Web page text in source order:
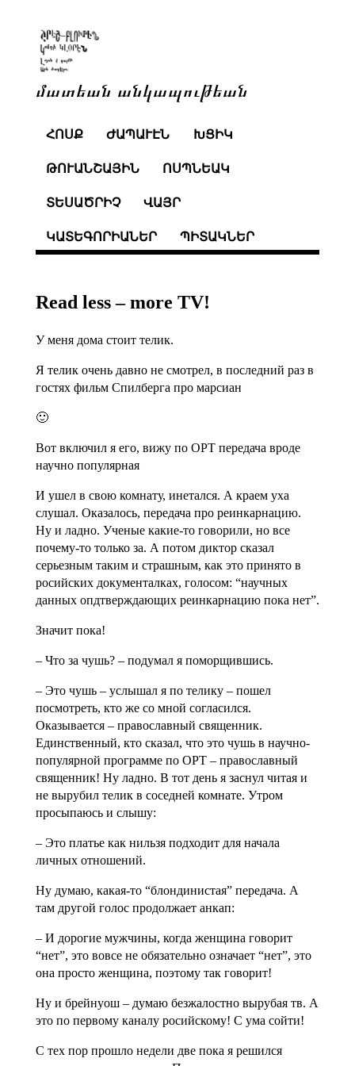
մատեան անկապութեան
ՀՈՍՔ ԺԱՊԱՒԷՆ ԽՑԻԿ
ԹՈՒԱՆՇԱՅԻՆ ՈՍՊՆԵԱԿ
ՏԵՍԱԾՐԻՉ ՎԱՅՐ
ԿԱՏԵԳՈՐԻԱՆԵՐ ՊԻՏԱԿՆԵՐ
Read less – more TV!
У меня дома стоит телик.
Я телик очень давно не смотрел, в последний раз в
гостях фильм Спилберга про марсиан
🙂
Вот включил я его, вижу по ОРТ передача вроде
научно популярная
И ушел в свою комнату, инетался. А краем уха
слушал. Оказалось, передача про реинкарнацию.
Ну и ладно. Ученые какие-то говорили, но все
почему-то только за. А потом диктор сказал
серьезным таким и страшным, как это принято в
росийских документалках, голосом: “научных
данных опдтверждающих реинкарнацию пока нет”.
Значит пока!
– Что за чушь? – подумал я поморщившись.
– Это чушь – услышал я по телику – пошел
посмотреть, кто же со мной согласился.
Оказывается – православный священник.
Единственный, кто сказал, что это чушь в научно-
популярной программе по ОРТ – православный
священник! Ну ладно. В тот день я заснул читая и
не вырубил телик в соседней комнате. Утром
просыпаюсь и слышу:
– Это платье как нильзя подходит для начала
личных отношений.
Ну думаю, какая-то “блондинистая” передача. А
там другой голос продолжает анкап:
– И дорогие мужчины, когда женщина говорит
“нет”, это вовсе не обязательно означает “нет”, это
она просто женщина, поэтому так говорит!
Ну и брейнуош – думаю безжалостно вырубая тв. А
это по первому каналу росийскому! С ума сойти!
С тех пор прошло недели две пока я решился